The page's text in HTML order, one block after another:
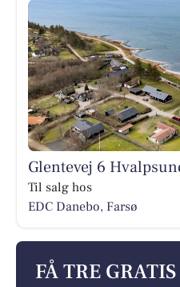
Glentevej 6
Til salg hos
EDC Danebo, Farsø
FÅ TRE GRATIS